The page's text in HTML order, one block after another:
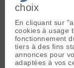
Nouveau sujet
Voir
T
taramont[247
Bientôt, de
Nous ne
choix
En cliquant sur
cookies à usage
fonctionnement
tiers à des fins
annonces pour
adaptées à vos